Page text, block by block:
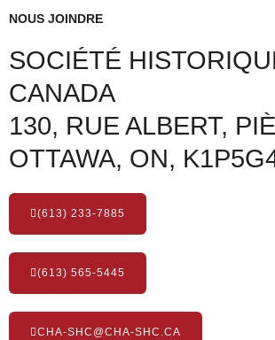
NOUS JOINDRE
SOCIÉTÉ
CANADA
130, RUE ALBERT,
OTTAWA, ON,
(613) 233-7885
(613) 565-5445
CHA-SHC@CHA-SHC.CA